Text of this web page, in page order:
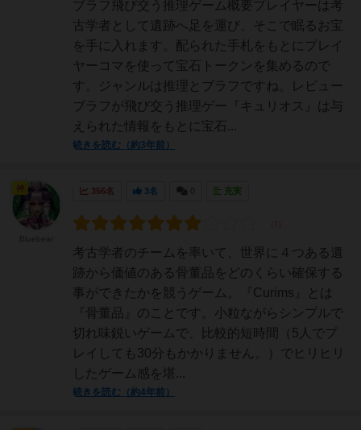
ブラフ飛び交う推理ゲーム概要プレイヤーは考
古学者として遺跡へ足を運び、そこで眠るお宝
を手に入れます。配られた手札をもとにプレイ
ヤーコマを使って宝石トークンを集めるので
す。ジャンルは推理とブラフですね。レビュー
ブラフが飛び交う推理ゲー『キュリオス』は与
えられた情報をもとに宝石...
続きを読む（約3年前）
356名 3名 充実
考古学者のチームを率いて、世界に４つある遺
跡から価値のある骨董品をどのくらい確保する
事ができたかを競うゲーム。『Curims』とは
『骨董品』のことです。小粒ながらシンプルで
切れ味鋭いゲームで、比較的短時間（5人でプ
レイしても30分もかかりません。）でヒリヒリ
したゲーム感を堪...
続きを読む（約4年前）